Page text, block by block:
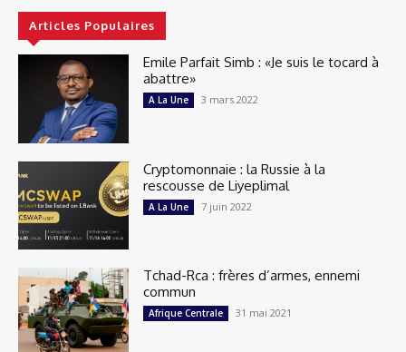
Articles Populaires
Emile Parfait Simb : «Je suis le tocard à
abattre»
A La Une 3 mars 2022
Cryptomonnaie : la Russie à la
rescousse de Liyeplimal
A La Une 7 juin 2022
Tchad-Rca : frères d’armes, ennemi
commun
Afrique Centrale 31 mai 2021